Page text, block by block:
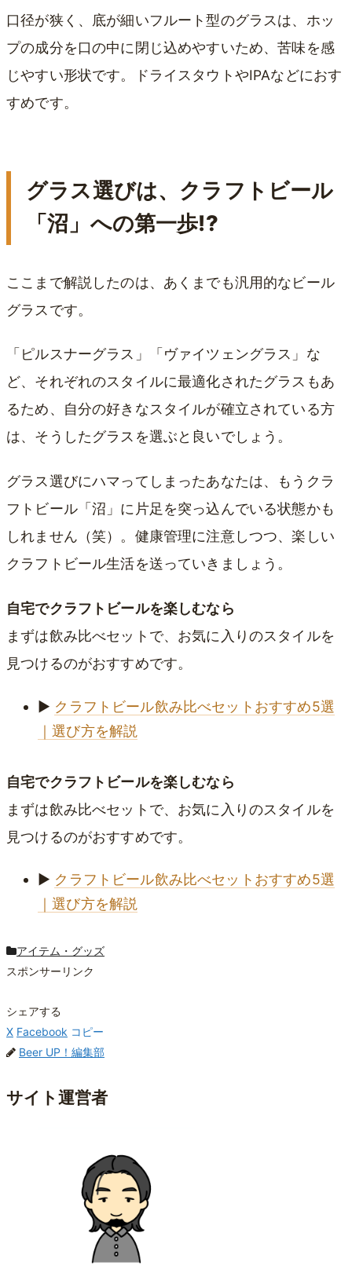
口径が狭く、底が細いフルート型のグラスは、ホッ
プの成分を口の中に閉じ込めやすいため、苦味を感
じやすい形状です。ドライスタウトやIPAなどにおす
すめです。
グラス選びは、クラフトビール
「沼」への第一歩!?
ここまで解説したのは、あくまでも汎用的なビール
グラスです。
「ピルスナーグラス」「ヴァイツェングラス」な
ど、それぞれのスタイルに最適化されたグラスもあ
るため、自分の好きなスタイルが確立されている方
は、そうしたグラスを選ぶと良いでしょう。
グラス選びにハマってしまったあなたは、もうクラ
フトビール「沼」に片足を突っ込んでいる状態かも
しれません（笑）。健康管理に注意しつつ、楽しい
クラフトビール生活を送っていきましょう。
自宅でクラフトビールを楽しむなら
まずは飲み比べセットで、お気に入りのスタイルを
見つけるのがおすすめです。
▶ クラフトビール飲み比べセットおすすめ5選
｜選び方を解説
自宅でクラフトビールを楽しむなら
まずは飲み比べセットで、お気に入りのスタイルを
見つけるのがおすすめです。
▶ クラフトビール飲み比べセットおすすめ5選
｜選び方を解説
アイテム・グッズ
スポンサーリンク
シェアする
X Facebook コピー
Beer UP！編集部
サイト運営者